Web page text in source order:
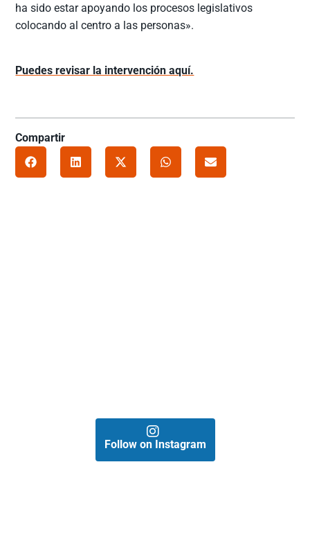
ha sido estar apoyando los procesos legislativos
colocando al centro a las personas».
Puedes revisar la intervención aquí.
Compartir
Follow on Instagram